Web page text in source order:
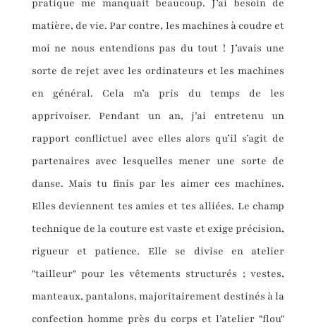
pratique me manquait beaucoup. J’ai besoin de
matière, de vie. Par contre, les machines à coudre et
moi ne nous entendions pas du tout ! J’avais une
sorte de rejet avec les ordinateurs et les machines
en général. Cela m’a pris du temps de les
apprivoiser. Pendant un an, j’ai entretenu un
rapport conflictuel avec elles alors qu’il s’agit de
partenaires avec lesquelles mener une sorte de
danse. Mais tu finis par les aimer ces machines.
Elles deviennent tes amies et tes alliées. Le champ
technique de la couture est vaste et exige précision,
rigueur et patience. Elle se divise en atelier
"tailleur" pour les vêtements structurés ; vestes,
manteaux, pantalons, majoritairement destinés à la
confection homme près du corps et l’atelier "flou"